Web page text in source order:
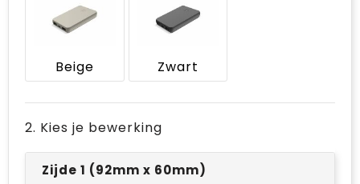
Beige Zwart
2. Kies je bewerking
Zijde 1 (92mm x 60mm)